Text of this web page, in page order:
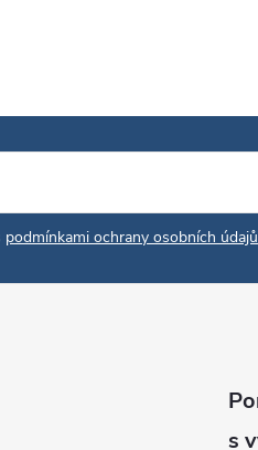
podmínkami ochrany osobních údajů